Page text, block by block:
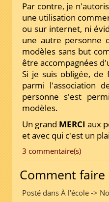
Par contre, je
une utilisation
ou sur internet, ni
une autre personne
modèles sans but
être accompagnées
Si je suis obligée,
parmi l'association
personne s'est
modèles.
Un grand MERCI aux
et avec qui c'est un
3 commentaire(s)
Comment faire
Posté dans À l'école ->